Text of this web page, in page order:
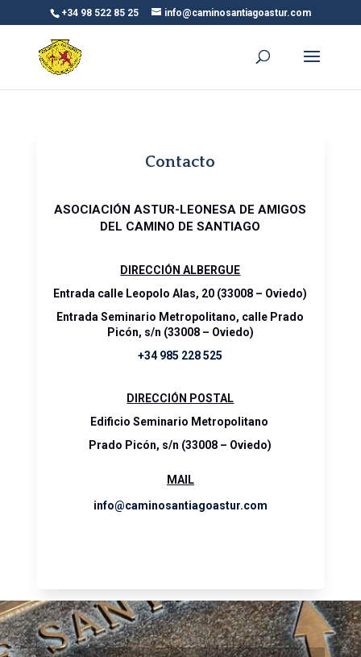
+34 98 522 85 25 info@caminosantiagoastur.com
Contacto
ASOCIACIÓN ASTUR-LEONESA DE AMIGOS
DEL CAMINO DE SANTIAGO
DIRECCIÓN ALBERGUE
Entrada calle Leopolo Alas, 20 (33008 – Oviedo)
Entrada Seminario Metropolitano, calle Prado
Picón, s/n (33008 – Oviedo)
+34 985 228 525
DIRECCIÓN POSTAL
Edificio Seminario Metropolitano
Prado Picón, s/n (33008 – Oviedo)
MAIL
info@caminosantiagoastur.com